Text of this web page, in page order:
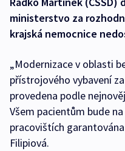
ministerstvo za
krajská nemocnice
„Modernizace v oblasti
přístrojového vybavení
provedena podle
Všem pacientům bude
pracovištích
Filipiová.